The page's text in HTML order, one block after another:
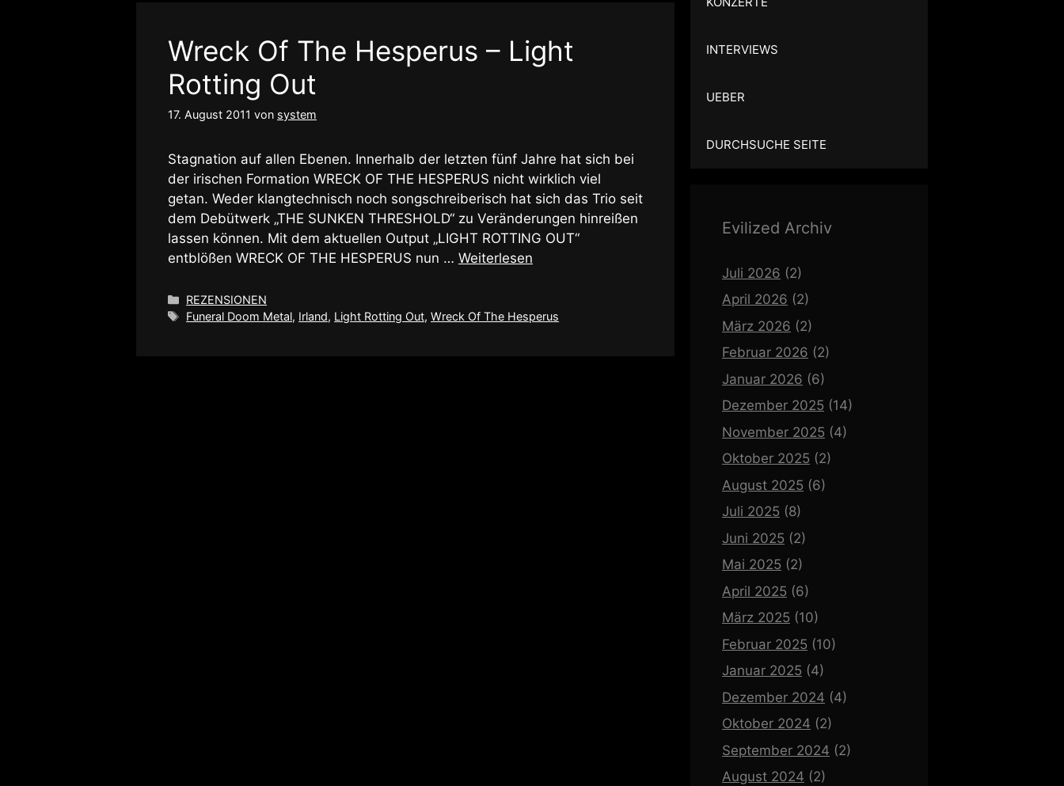
Wreck Of The Hesperus – Light
Rotting Out
17. August 2011 von system
Stagnation auf allen Ebenen. Innerhalb der letzten fünf Jahre hat sich bei
der irischen Formation WRECK OF THE HESPERUS nicht wirklich viel
getan. Weder klangtechnisch noch songschreiberisch hat sich das Trio seit
dem Debütwerk „THE SUNKEN THRESHOLD“ zu Veränderungen hinreißen
lassen können. Mit dem aktuellen Output „LIGHT ROTTING OUT“
entblößen WRECK OF THE HESPERUS nun … Weiterlesen
Kategorien
REZENSIONEN
Schlagwörter
Funeral Doom Metal, Irland, Light Rotting Out,Wreck Of The Hesperus
INTERVIEWS
UEBER
DURCHSUCHE SEITE
Evilized Archiv
Juli 2026 (2)
April 2026 (2)
März 2026 (2)
Februar 2026 (2)
Januar 2026 (6)
Dezember 2025 (14)
November 2025 (4)
Oktober 2025 (2)
August 2025 (6)
Juli 2025 (8)
Juni 2025 (2)
Mai 2025 (2)
April 2025 (6)
März 2025 (10)
Februar 2025 (10)
Januar 2025 (4)
Dezember 2024 (4)
Oktober 2024 (2)
September 2024 (2)
August 2024 (2)